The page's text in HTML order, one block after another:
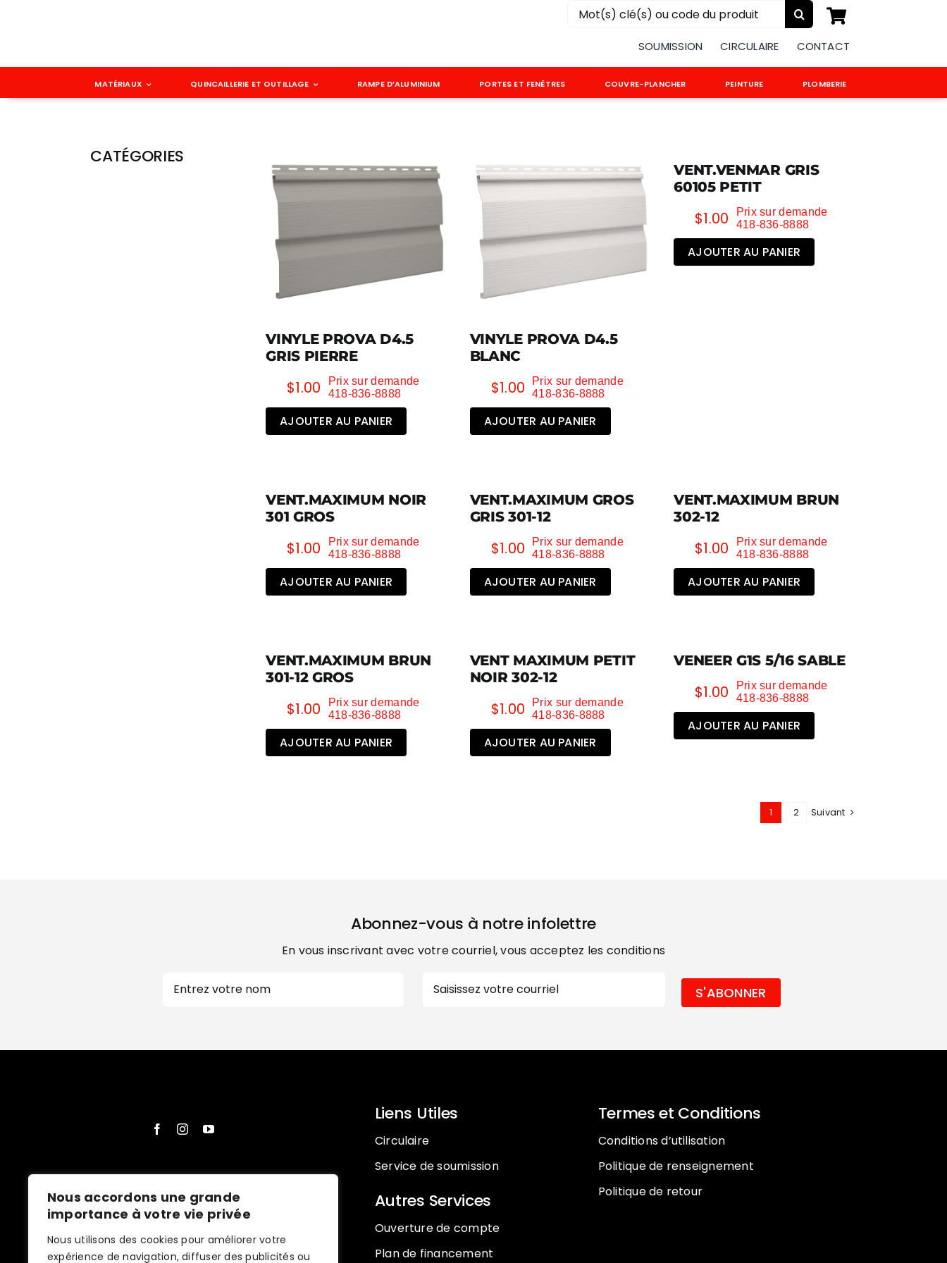
Nous accordons une grande
importance à votre vie privée
Nous utilisons des cookies pour améliorer votre
expérience de navigation, diffuser des publicités ou
Rechercher:
SOUMISSION CIRCULAIRE CONTACT
MATÉRIAUX QUINCAILLERIE ET OUTILLAGE RAMPE D’ALUMINIUM PORTES ET FENÊTRES COUVRE-PLANCHER PEINTURE PLOMBERIE
CATÉGORIES
VINYLE PROVA D4.5
GRIS PIERRE
$1.00
Prix sur demande
418-836-8888
AJOUTER AU PANIER
VINYLE PROVA D4.5
BLANC
$1.00
Prix sur demande
418-836-8888
AJOUTER AU PANIER
VENT.VENMAR GRIS
60105 PETIT
$1.00
Prix sur demande
418-836-8888
AJOUTER AU PANIER
VENT.MAXIMUM NOIR
301 GROS
$1.00
Prix sur demande
418-836-8888
AJOUTER AU PANIER
VENT.MAXIMUM GROS
GRIS 301-12
$1.00
Prix sur demande
418-836-8888
AJOUTER AU PANIER
VENT.MAXIMUM BRUN
302-12
$1.00
Prix sur demande
418-836-8888
AJOUTER AU PANIER
VENT.MAXIMUM BRUN
301-12 GROS
$1.00
Prix sur demande
418-836-8888
AJOUTER AU PANIER
VENT MAXIMUM PETIT
NOIR 302-12
$1.00
Prix sur demande
418-836-8888
AJOUTER AU PANIER
VENEER G1S 5/16 SABLE
$1.00
Prix sur demande
418-836-8888
AJOUTER AU PANIER
1 2 Suivant
Abonnez-vous à notre infolettre
En vous inscrivant avec votre courriel, vous acceptez les conditions
mail
Liens Utiles
Circulaire
Service de soumission
Autres Services
Ouverture de compte
Plan de financement
Termes et Conditions
Conditions d’utilisation
Politique de renseignement
Politique de retour